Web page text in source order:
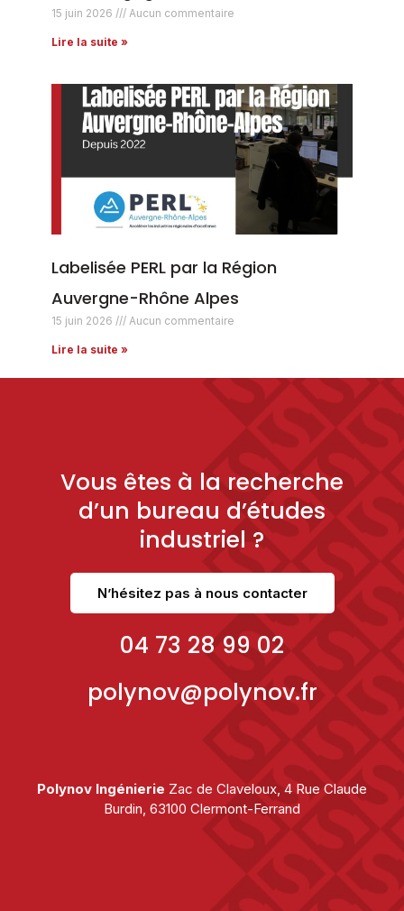
15 juin 2026 Aucun commentaire
Lire la suite »
Labelisée PERL par la Région
Auvergne-Rhône Alpes
15 juin 2026 Aucun commentaire
Lire la suite »
Vous êtes à la recherche
d’un bureau d’études
industriel ?
N’hésitez pas à nous contacter
04 73 28 99 02
polynov@polynov.fr
Polynov Ingénierie Zac de Claveloux, 4 Rue Claude
Burdin, 63100 Clermont-Ferrand